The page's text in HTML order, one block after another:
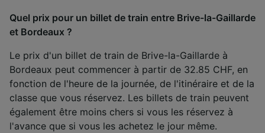
Quel prix pour un billet de train entre Brive-la-Gaillarde
et Bordeaux ?
Le prix d'un billet de train de Brive-la-Gaillarde à
Bordeaux peut commencer à partir de 32.85 CHF, en
fonction de l'heure de la journée, de l'itinéraire et de la
classe que vous réservez. Les billets de train peuvent
également être moins chers si vous les réservez à
l'avance que si vous les achetez le jour même.